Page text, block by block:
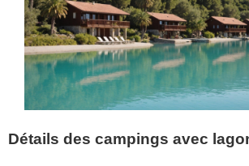
Détails des campings avec